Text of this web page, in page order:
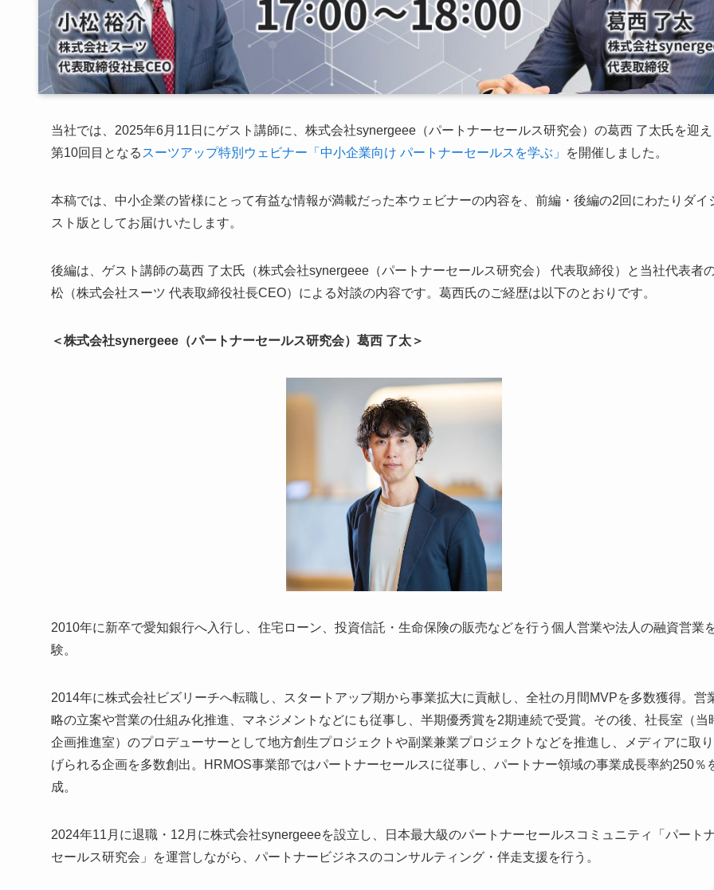
当社では、2025年6月11日にゲスト講師に、株式会社synergeee（パートナーセールス研究会）の葛西 了太氏を迎
第10回目となる スーツアップ特別ウェビナー「中小企業向け パートナーセールスを学ぶ」 を開催しました。
本稿では、中小企業の皆様にとって有益な情報が満載だった本ウェビナーの内容を、前編・後編の2回にわたりダイ
スト版としてお届けいたします。
後編は、ゲスト講師の葛西 了太氏（株式会社synergeee（パートナーセールス研究会） 代表取締役）と当社代表者
松（株式会社スーツ 代表取締役社長CEO）による対談の内容です。葛西氏のご経歴は以下のとおりです。
＜株式会社synergeee（パートナーセールス研究会）葛西 了太＞
2010年に新卒で愛知銀行へ入行し、住宅ローン、投資信託・生命保険の販売などを行う個人営業や法人の融資営業
験。
2014年に株式会社ビズリーチへ転職し、スタートアップ期から事業拡大に貢献し、全社の月間MVPを多数獲得。営
略の立案や営業の仕組み化推進、マネジメントなどにも従事し、半期優秀賞を2期連続で受賞。その後、社長室（当
企画推進室）のプロデューサーとして地方創生プロジェクトや副業兼業プロジェクトなどを推進し、メディアに取
げられる企画を多数創出。HRMOS事業部ではパートナーセールスに従事し、パートナー領域の事業成長率約250％
成。
2024年11月に退職・12月に株式会社synergeeeを設立し、日本最大級のパートナーセールスコミュニティ「パート
セールス研究会」を運営しながら、パートナービジネスのコンサルティング・伴走支援を行う。